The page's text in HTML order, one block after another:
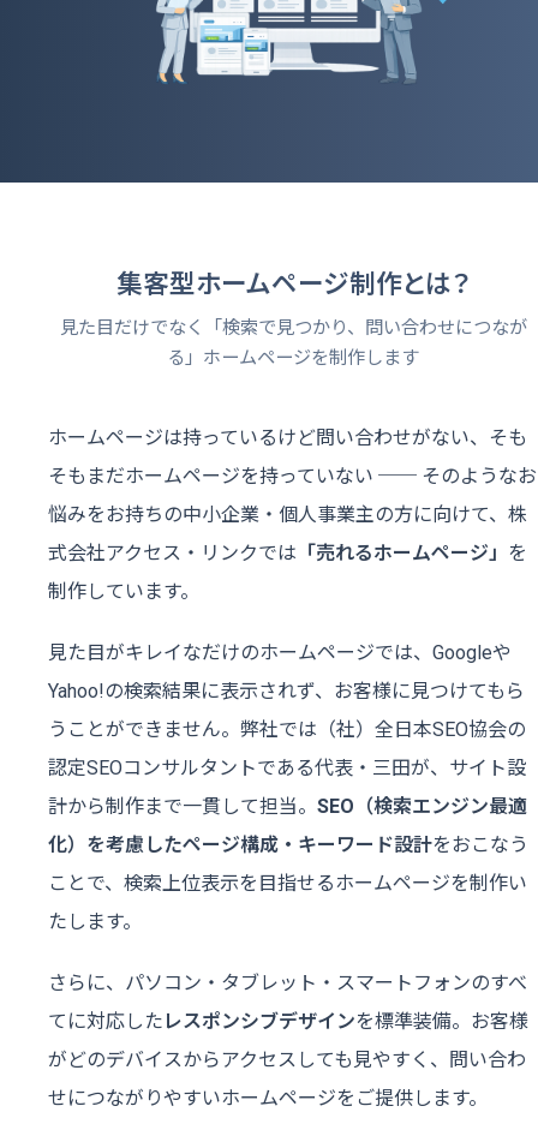
集客型ホームページ制作とは？
見た目だけでなく「検索で見つかり、問い合わせにつなが
る」ホームページを制作します
ホームページは持っているけど問い合わせがない、そも
そもまだホームページを持っていない ── そのようなお
悩みをお持ちの中小企業・個人事業主の方に向けて、株
式会社アクセス・リンクでは 「売れるホームページ」 を
制作しています。
見た目がキレイなだけのホームページでは、Googleや
Yahoo!の検索結果に表示されず、お客様に見つけてもら
うことができません。弊社では（社）全日本SEO協会の
認定SEOコンサルタントである代表・三田が、サイト設
計から制作まで一貫して担当。 SEO（検索エンジン最適
化）を考慮したページ構成・キーワード設計をおこなう
ことで、検索上位表示を目指せるホームページを制作い
たします。
さらに、パソコン・タブレット・スマートフォンのすべ
てに対応した レスポンシブデザインを標準装備。お客様
がどのデバイスからアクセスしても見やすく、問い合わ
せにつながりやすいホームページをご提供します。